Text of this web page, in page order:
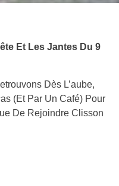
Et Les Jantes Du 9
Dès L’aube,
(et Par Un Café) Pour
De Rejoindre Clisson